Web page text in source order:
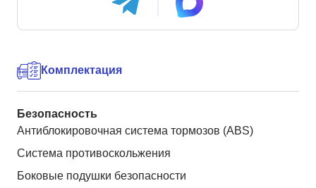
Комплектация
Безопасность
Антиблокировочная система тормозов (ABS)
Система противоскольжения
Боковые подушки безопасности